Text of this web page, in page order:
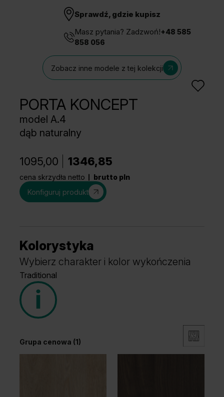
Sprawdź, gdzie kupisz
Masz pytania? Zadzwoń!+48 585
858 056
Zobacz inne modele z tej kolekcji
PORTA KONCEPT
model A.4
dąb naturalny
1095,00 1346,85
cena skrzydła netto
brutto pln
Konfiguruj produkt
Kolorystyka
Wybierz charakter i kolor wykończenia
Traditional
Grupa cenowa (1)